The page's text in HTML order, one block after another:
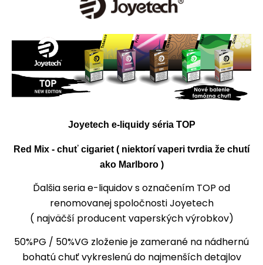
Joyetech e-liquidy séria TOP
Red Mix - chuť cigariet ( niektorí vaperi tvrdia že chutí
ako Marlboro )
Ďalšia seria e-liquidov s označením TOP od
renomovanej spoločnosti Joyetech
( najväčší producent vaperských výrobkov)
50%PG / 50%VG zloženie je zamerané na nádhernú
bohatú chuť vykreslenú do najmenších detajlov